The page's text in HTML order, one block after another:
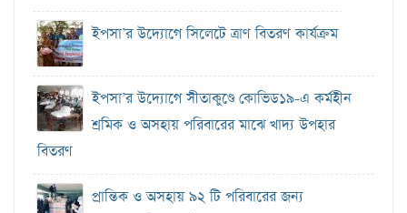
ইপসা’র উদ্যোগে সিলেটে ত্রাণ বিতরণ কার্যক্রম
ইপসা’র উদ্যোগে সীতাকুণ্ডে কোভিড১৯-এ কর্মহীন
শ্রমিক ও অসহায় পরিবারের মাঝে খাদ্য উপহার
বিতরণ
প্রান্তিক ও অসহায় ৯২ টি পরিবারের জন্য